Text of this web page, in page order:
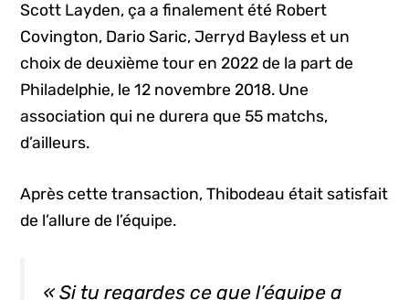
Scott Layden, ça a finalement été Robert
Covington, Dario Saric, Jerryd Bayless et un
choix de deuxième tour en 2022 de la part de
Philadelphie, le 12 novembre 2018. Une
association qui ne durera que 55 matchs,
d’ailleurs.
Après cette transaction, Thibodeau était satisfait
de l’allure de l’équipe.
« Si tu regardes ce que l’équipe a